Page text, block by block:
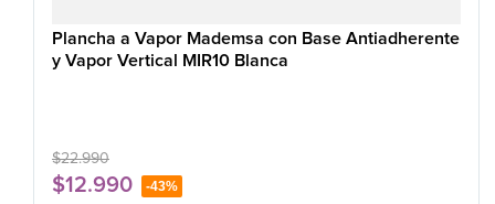
Plancha a Vapor Mademsa con Base Antiadherente
y Vapor Vertical MIR10 Blanca
$22.990
$12.990 -43%